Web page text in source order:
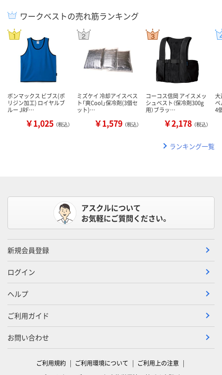
ワークベストの売れ筋ランキング
ボンマックス ビブス(ポ
リジン加工) ロイヤルブ
ルー JRF…
￥1,025 （税込）
ミズケイ 冷却アイスベス
ト「爽Cool」保冷剤(3個セ
ット)…
￥1,579 （税込）
コーコス信岡 アイスメッ
シュベスト（保冷剤300g
用）ブラッ…
￥2,178 （税込）
大
ペ
4
ランキング一覧
アスクルについて
お気軽にご質問ください。
新規会員登録
ログイン
ヘルプ
ご利用ガイド
お問い合わせ
ご利用規約 ご利用環境について
ご利用上の注意